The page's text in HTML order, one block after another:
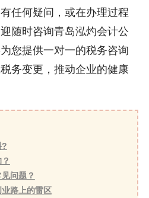
任何疑问，或在办理过程
随时咨询青岛泓灼会计公
您提供一对一的税务咨询
务变更，推动企业的健康
?
问题？
路上的雷区